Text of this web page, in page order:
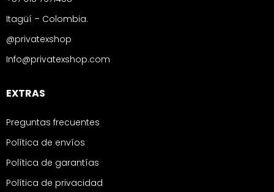
Itagüí – Colombia.
@privatexshop
Info@privatexshop.com
EXTRAS
Preguntas frecuentes
Política de envíos
Política de garantías
Política de privacidad